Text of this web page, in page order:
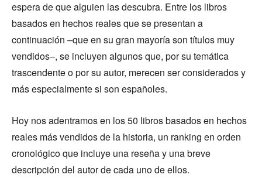
espera de que alguien las descubra. Entre los libros
basados en hechos reales que se presentan a
continuación –que en su gran mayoría son títulos muy
vendidos–, se incluyen algunos que, por su temática
trascendente o por su autor, merecen ser considerados y
más especialmente si son españoles.
Hoy nos adentramos en los 50 libros basados en hechos
reales más vendidos de la historia, un ranking en orden
cronológico que incluye una reseña y una breve
descripción del autor de cada uno de ellos.